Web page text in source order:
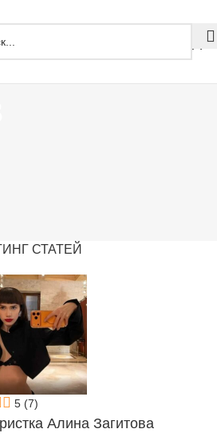
СТАТЕЙ
5 (7)
Алина Загитова